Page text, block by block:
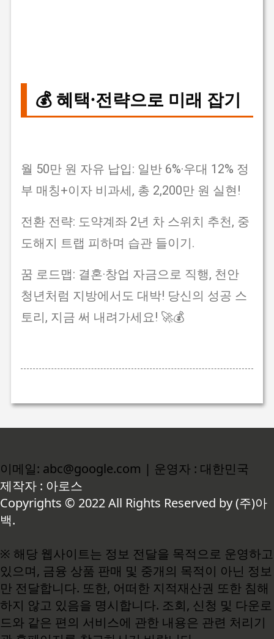
💰 혜택·전략으로 미래 잡기
월 50만 원 자유 납입: 일반 6%·우대 12% 정
부 매칭+이자 비과세, 총 2,200만 원 실현!
전환 전략: 도약계좌 2년 차 스위치 추천, 중
도해지 트랩 피하며 습관 들이기.
꿈 로드맵: 결혼·창업 자금으로 직행, 천안
청년처럼 지방에서도 대박! 당신의 성공 스
토리, 지금 써 내려가세요! 🚀💰
이메일: abc@google.com | 운영자 : 대한민국
제작자 : 아로스
Copyrights © 2022 All Rights Reserved by (주)아
백.
※ 해당 웹사이트는 정보 전달을 목적으로 운영하고
있으며, 금융 상품 판매 및 중개의 목적이 아닌 정보
만 전달합니다. 또한, 어떠한 지적재산권 또한 침해
하지 않고 있음을 명시합니다. 조회, 신청 및 다운로
드와 같은 편의 서비스에 관한 내용은 관련 처리기